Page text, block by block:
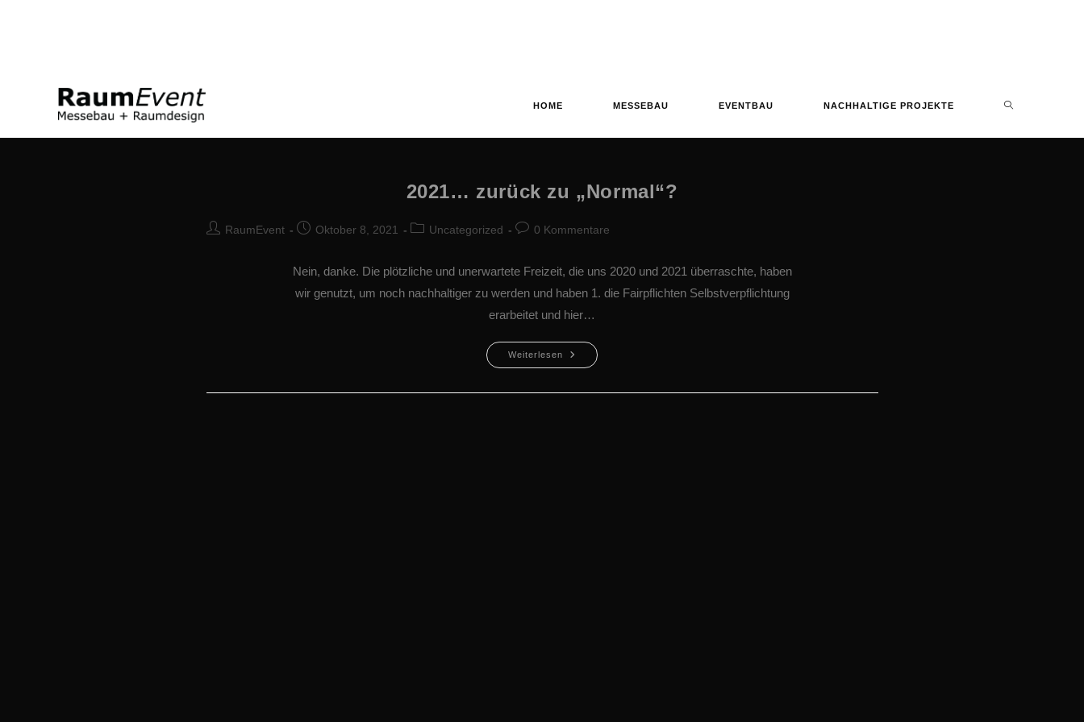
HOME MESSEBAU EVENTBAU NACHHALTIGE PROJEKTE
2021… zurück zu „Normal“?
RaumEvent Oktober 8, 2021 Uncategorized 0 Kommentare
Nein, danke. Die plötzliche und unerwartete Freizeit, die uns 2020 und 2021 überraschte, haben
wir genutzt, um noch nachhaltiger zu werden und haben 1. die Fairpflichten Selbstverpflichtung
erarbeitet und hier…
Weiterlesen